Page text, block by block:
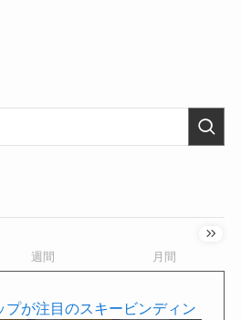
週間 月間
プが注目のスキービンディン